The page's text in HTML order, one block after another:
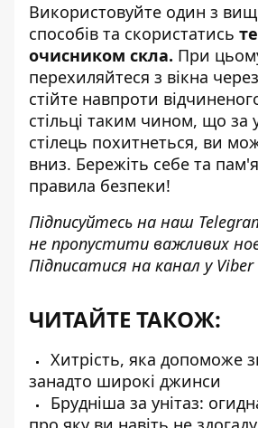
Використовуйте один з
способів та скористатись
очисником скла. При
перехиляйтеся з вікна
стійте навпроти
стільці таким чином, що
стілець похитнеться, ви
вниз. Бережіть себе та
правила безпеки!
Підписуйтесь на наш
не пропустити важливих
Підписатися на канал у
ЧИТАЙТЕ ТАКОЖ:
Хитрість, яка допоможе
занадто широкі джинси
Брудніша за унітаз: